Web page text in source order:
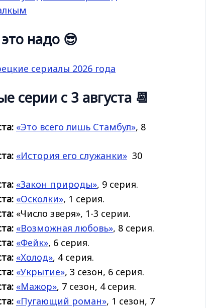
надо 😎
сериалы 2026 года
серии с 3 августа 📆
«Это всего лишь Стамбул», 8
«История его служанки» 30
«Закон природы», 9 серия.
«Осколки», 1 серия.
«Число зверя», 1-3 серии.
«Возможная любовь», 8 серия.
«Фейк», 6 серия.
«Холод», 4 серия.
«Укрытие», 3 сезон, 6 серия.
«Мажор», 7 сезон, 4 серия.
«Пугающий роман», 1 сезон, 7